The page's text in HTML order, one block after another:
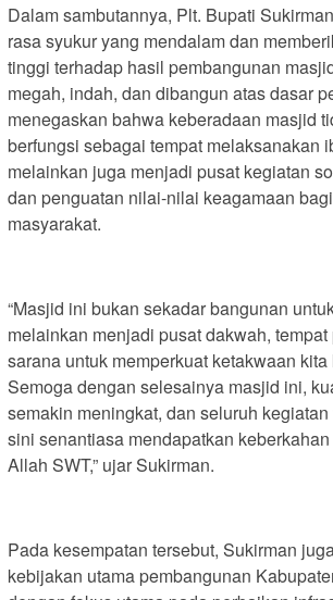
Dalam sambutannya, Plt. Bupati
rasa syukur yang mendalam dan
tinggi terhadap hasil pembangunan
megah, indah, dan dibangun atas dasar
menegaskan bahwa keberadaan masjid
berfungsi sebagai tempat melaksanakan
melainkan juga menjadi pusat kegiatan
dan penguatan nilai-nilai keagamaan
masyarakat.
“Masjid ini bukan sekadar bangunan
melainkan menjadi pusat dakwah,
sarana untuk memperkuat ketakwaan
Semoga dengan selesainya masjid ini,
semakin meningkat, dan seluruh
sini senantiasa mendapatkan
Allah SWT,” ujar Sukirman.
Pada kesempatan tersebut, Sukirman
kebijakan utama pembangunan